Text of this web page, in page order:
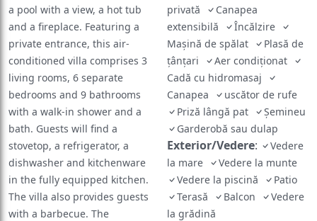
a pool with a view, a hot tub
and a fireplace. Featuring a
private entrance, this air-
conditioned villa comprises 3
living rooms, 6 separate
bedrooms and 9 bathrooms
with a walk-in shower and a
bath. Guests will find a
stovetop, a refrigerator, a
dishwasher and kitchenware
in the fully equipped kitchen.
The villa also provides guests
with a barbecue. The
privată
Canapea
extensibilă
Încălzire
Maşină de spălat
Plasă de
ţânţari
Aer condiţionat
Cadă cu hidromasaj
Canapea
uscător de rufe
Priză lângă pat
Șemineu
Garderobă sau dulap
Exterior/Vedere:
Vedere
la mare
Vedere la munte
Vedere la piscină
Patio
Terasă
Balcon
Vedere
la grădină